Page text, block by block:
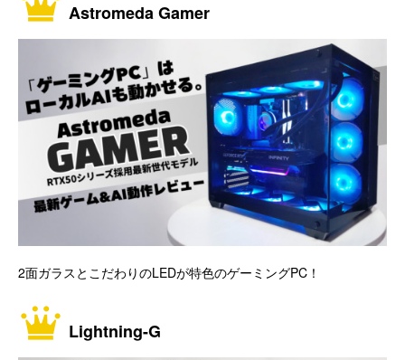
Astromeda Gamer
2面ガラスとこだわりのLEDが特色のゲーミングPC！
Lightning-G